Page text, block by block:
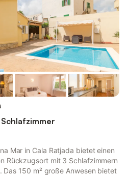
Schlafzimmer
Mar in Cala Ratjada bietet einen
Rückzugsort mit 3 Schlafzimmern
150 m² große Anwesen bietet